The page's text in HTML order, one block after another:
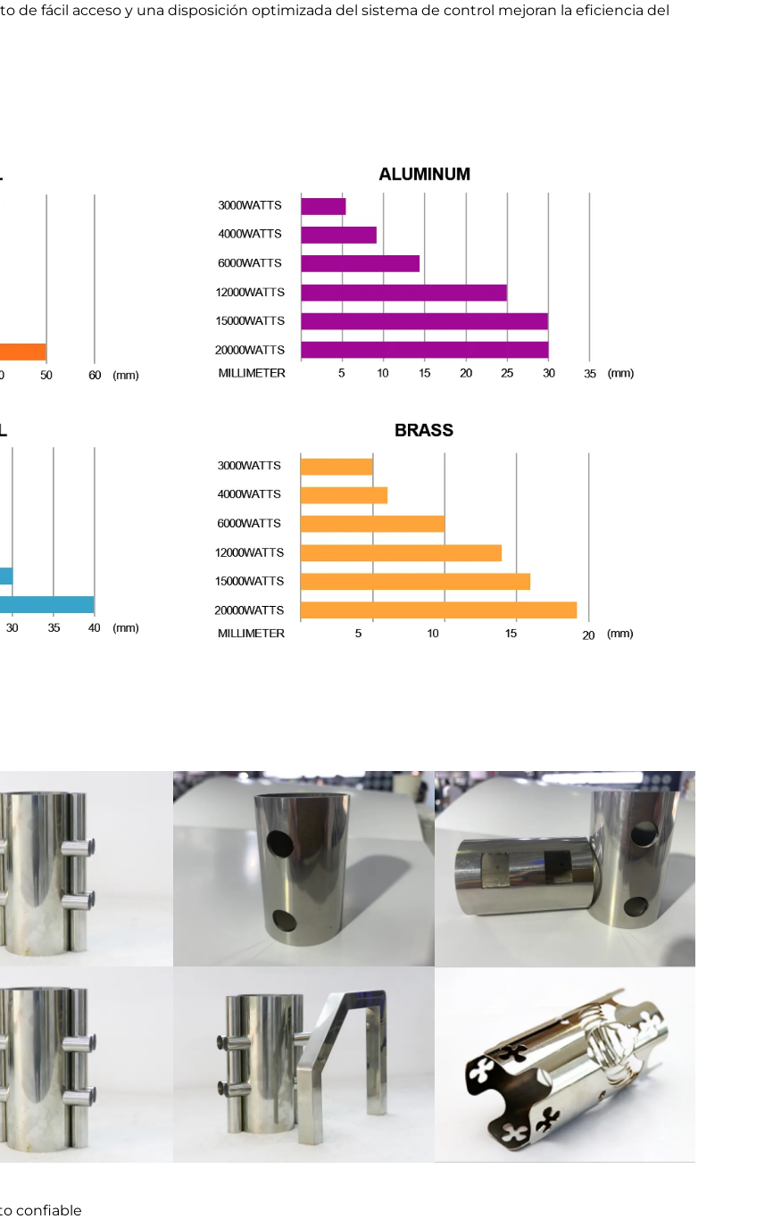
de fácil acceso y una disposición optimizada del sistema de control mejoran la eficiencia del
confiable